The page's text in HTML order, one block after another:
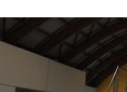
Advocacia-Geral da União